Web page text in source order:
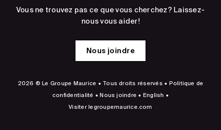
Vous ne trouvez pas ce que vous cherchez? Laissez-
nous vous aider!
Nous joindre
2026 © Le Groupe Maurice • Tous droits réservés • Politique de
confidentialité •Nous joindre • English •
Visiterlegroupemaurice.com